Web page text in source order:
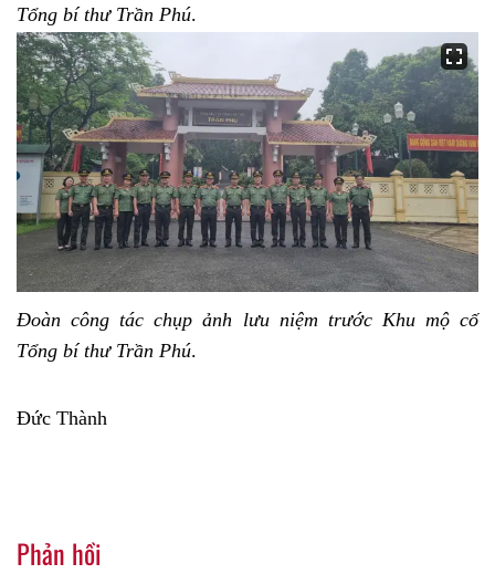
Tổng bí thư Trần Phú.
Đoàn công tác chụp ảnh lưu niệm trước Khu mộ cố
Tổng bí thư Trần Phú.
Đức Thành
Phản hồi